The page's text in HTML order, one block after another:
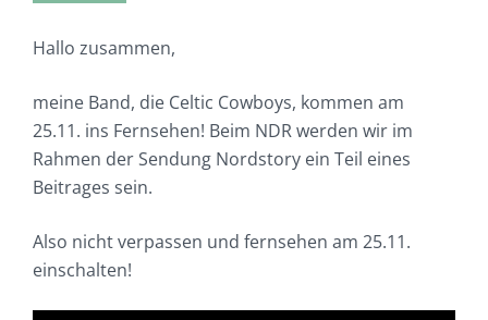
Hallo zusammen,
meine Band, die Celtic Cowboys, kommen am
25.11. ins Fernsehen! Beim NDR werden wir im
Rahmen der Sendung Nordstory ein Teil eines
Beitrages sein.
Also nicht verpassen und fernsehen am 25.11.
einschalten!